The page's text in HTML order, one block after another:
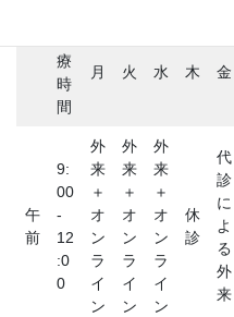
療
時
間
月 火 水 木 金
午
前
9:
00
-
12
:0
0
外
来
＋
オ
ン
ラ
イ
ン
外
来
＋
オ
ン
ラ
イ
ン
外
来
＋
オ
ン
ラ
イ
ン
休
診
代
診
に
よ
る
外
来